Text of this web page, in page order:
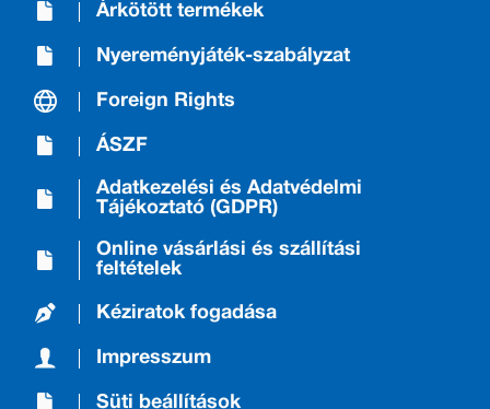
Árkötött termékek
Nyereményjáték-szabályzat
Foreign Rights
ÁSZF
Adatkezelési és Adatvédelmi
Tájékoztató (GDPR)
Online vásárlási és szállítási
feltételek
Kéziratok fogadása
Impresszum
Süti beállítások